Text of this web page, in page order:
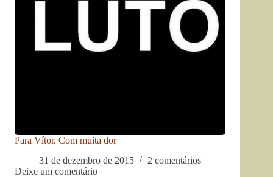
Para Vítor. Com muita dor
31 de dezembro de 2015
2 comentários
Deixe um comentário